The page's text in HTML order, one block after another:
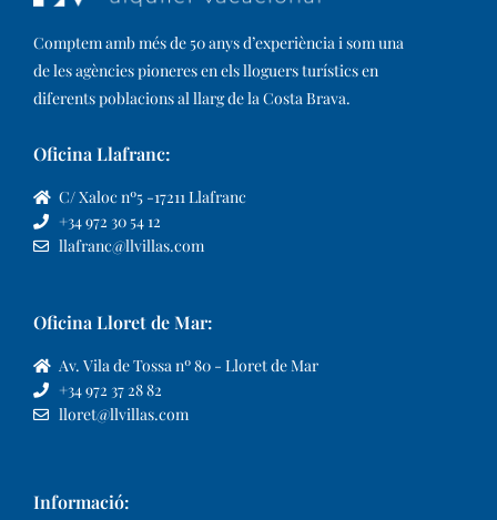
Comptem amb més de 50 anys d’experiència i som una
de les agències pioneres en els lloguers turístics en
diferents poblacions al llarg de la Costa Brava. ​
Oficina Llafranc:
C/ Xaloc nº5 -17211 Llafranc
+34 972 30 54 12
llafranc@llvillas.com
Oficina Lloret de Mar:
Av. Vila de Tossa nº 80 - Lloret de Mar
+34 972 37 28 82
lloret@llvillas.com
Informació: